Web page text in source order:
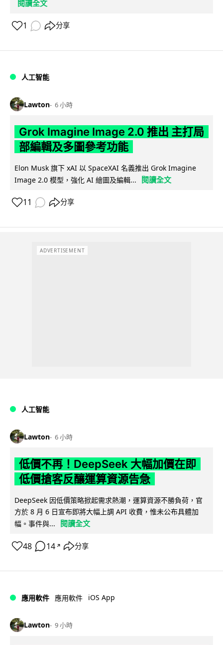
閱讀全文
1 分享
人工智能
Lawton 6 小時
Grok Imagine Image 2.0 推出 主打局
部編輯及多圖參考功能
Elon Musk 旗下 xAI 以 SpaceXAI 名義推出 Grok Imagine
Image 2.0 模型，強化 AI 繪圖及編輯...
閱讀全文
11 分享
ADVERTISEMENT
人工智能
Lawton 6 小時
低價不再！DeepSeek 大幅加價在即
低價搶客反釀運算資源告急
DeepSeek 因低價策略掀起需求熱潮，運算資源不勝負荷，官
方於 8 月 6 日宣布即將大幅上調 API 收費，惟未公布具體加
幅。事件與...
閱讀全文
48 14 ↗ 分享
應用軟件 應用軟件 iOS App
Lawton 9 小時